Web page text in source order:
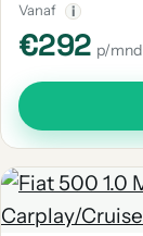
Vanaf i
€292 p/mnd